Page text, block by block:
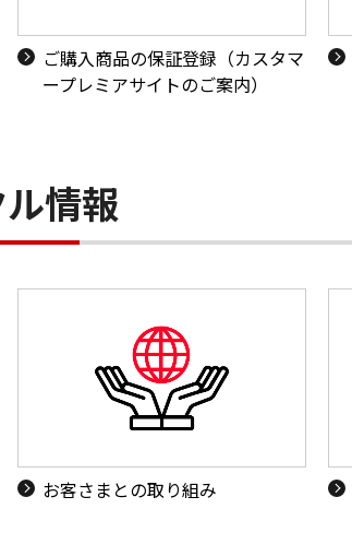
ご購入商品の保証登録（カスタマ
ープレミアサイトのご案内）
情報
お客さまとの取り組み